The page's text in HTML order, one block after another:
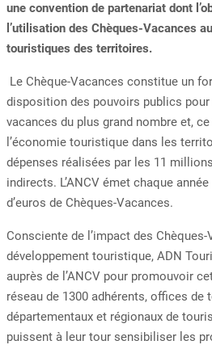
une convention de partenariat dont
l’utilisation des Chèques-Vacances
touristiques des territoires.
Le Chèque-Vacances constitue un
disposition des pouvoirs publics
vacances du plus grand nombre et,
l’économie touristique dans les
dépenses réalisées par les 11
indirects. L’ANCV émet chaque
d’euros de Chèques-Vacances.
Consciente de l’impact des
développement touristique, ADN
auprès de l’ANCV pour promouvoir
réseau de 1300 adhérents, offices
départementaux et régionaux de
puissent à leur tour sensibiliser les